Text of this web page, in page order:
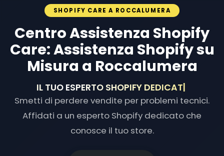
SHOPIFY CARE A ROCCALUMERA
Centro Assistenza Shopify
Care: Assistenza Shopify su
Misura a Roccalumera
IL TUO ESPERTO SHOPIFY D|
Smetti di perdere vendite per problemi tecnici.
Affidati a un esperto Shopify dedicato che
conosce il tuo store.